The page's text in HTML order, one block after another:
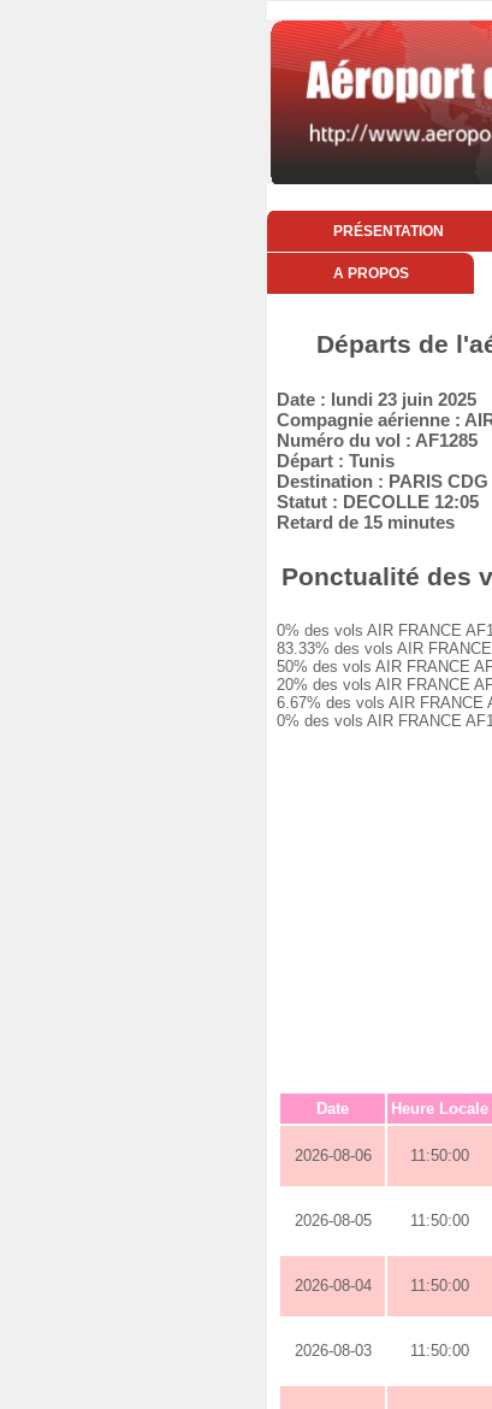
PRÉSENTATION
A PROPOS
Départs de
Date : lundi 23 juin 2025
Compagnie aérienne :
Numéro du vol : AF1285
Départ : Tunis
Destination : PARIS CDG
Statut : DECOLLE 12:05
Retard de 15 minutes
Ponctualité des
0% des vols AIR FRANCE
83.33% des vols AIR
50% des vols AIR FRANCE
20% des vols AIR FRANCE
6.67% des vols AIR FRANCE
0% des vols AIR FRANCE
Date Heure Locale
2026-08-06 11:50:00
2026-08-05 11:50:00
2026-08-04 11:50:00
2026-08-03 11:50:00